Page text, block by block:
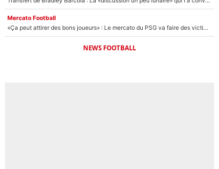
Mercato Football
«Ça peut attirer des bons joueurs» : Le mercato du PSG va faire des victimes dans l'effectif de Luis Enrique ?
NEWS FOOTBALL